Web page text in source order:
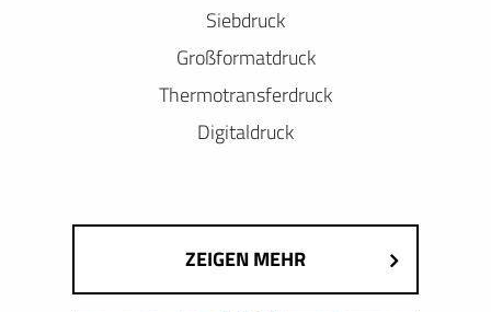
Siebdruck
Großformatdruck
Thermotransferdruck
Digitaldruck
ZEIGEN MEHR